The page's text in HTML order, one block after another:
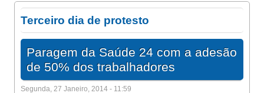
Terceiro dia de protesto
Paragem da Saúde 24 com a adesão
de 50% dos trabalhadores
Segunda, 27 Janeiro, 2014 - 11:59